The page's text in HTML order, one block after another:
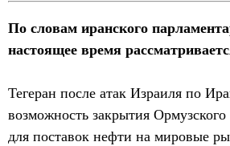
По словам иранского
настоящее время
Тегеран после атак Израиля по
возможность закрытия
для поставок нефти на мировые